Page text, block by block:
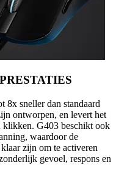
8x sneller dan standaard
ontworpen, en levert het
G403 beschikt ook
waardoor de
zijn om te activeren
gevoel, respons en